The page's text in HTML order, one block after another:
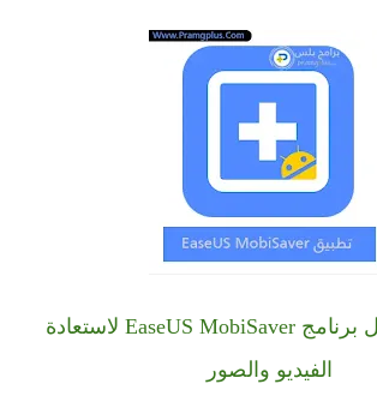
مميزات تحميل برنامج EaseUS MobiSaver لاستعادة
الفيديو والصور